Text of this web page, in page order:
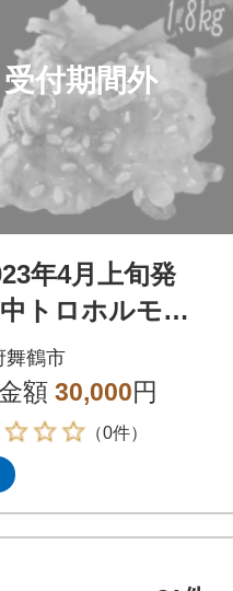
受付期間外
年4月上旬発
トロホルモン
噌焼き 1.8kg
舞鶴市
額 30,000円
（0件）